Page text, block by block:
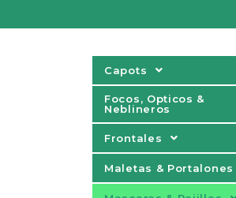
Capots
Focos, Opticos &
Neblineros
Frontales
Maletas & Portalones